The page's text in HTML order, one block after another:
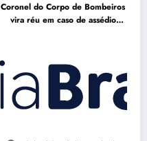
Coronel do Corpo de Bombeiros
vira réu em caso de assédio